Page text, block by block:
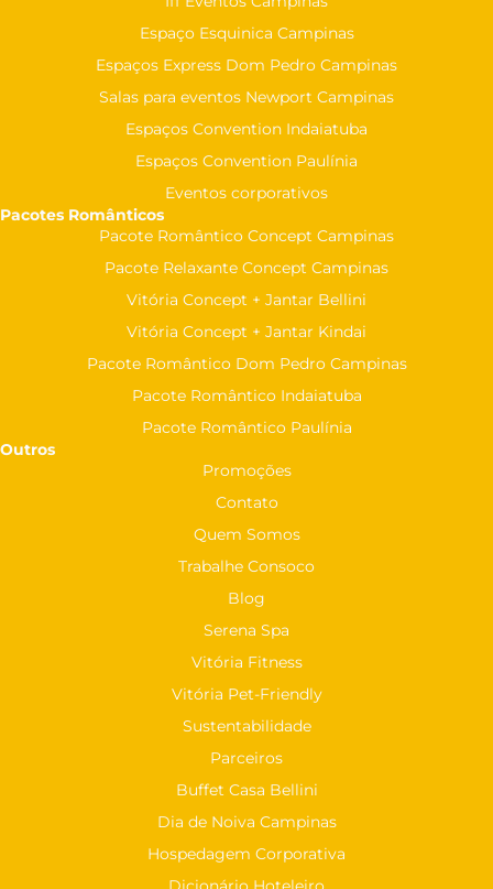
Espaço Esquinica Campinas
Espaços Express Dom Pedro Campinas
Salas para eventos Newport Campinas
Espaços Convention Indaiatuba
Espaços Convention Paulínia
Eventos corporativos
Pacotes Românticos
Pacote Romântico Concept Campinas
Pacote Relaxante Concept Campinas
Vitória Concept + Jantar Bellini
Vitória Concept + Jantar Kindai
Pacote Romântico Dom Pedro Campinas
Pacote Romântico Indaiatuba
Pacote Romântico Paulínia
Outros
Promoções
Contato
Quem Somos
Trabalhe Consoco
Blog
Serena Spa
Vitória Fitness
Vitória Pet-Friendly
Sustentabilidade
Parceiros
Buffet Casa Bellini
Dia de Noiva Campinas
Hospedagem Corporativa